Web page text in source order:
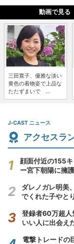
動画で見る
三田寛子、優雅な淡い
黄色の着物姿で上品な
たたずまいで ...
J-CAST ニュース
アクセスラ
顔面付近の155
ー宮下朝陽に擁
ダレノガレ明美
でくれた子やと
登録者60万超
いい人に出会え
電撃トレードの